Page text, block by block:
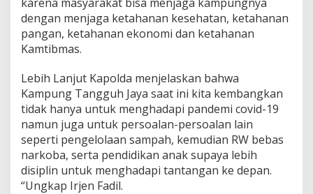
dengan menjaga ketahanan kesehatan, ketahanan
pangan, ketahanan ekonomi dan ketahanan
Kamtibmas.
Lebih Lanjut Kapolda menjelaskan bahwa
Kampung Tangguh Jaya saat ini kita kembangkan
tidak hanya untuk menghadapi pandemi covid-19
namun juga untuk persoalan-persoalan lain
seperti pengelolaan sampah, kemudian RW bebas
narkoba, serta pendidikan anak supaya lebih
disiplin untuk menghadapi tantangan ke depan.
“Ungkap Irjen Fadil.